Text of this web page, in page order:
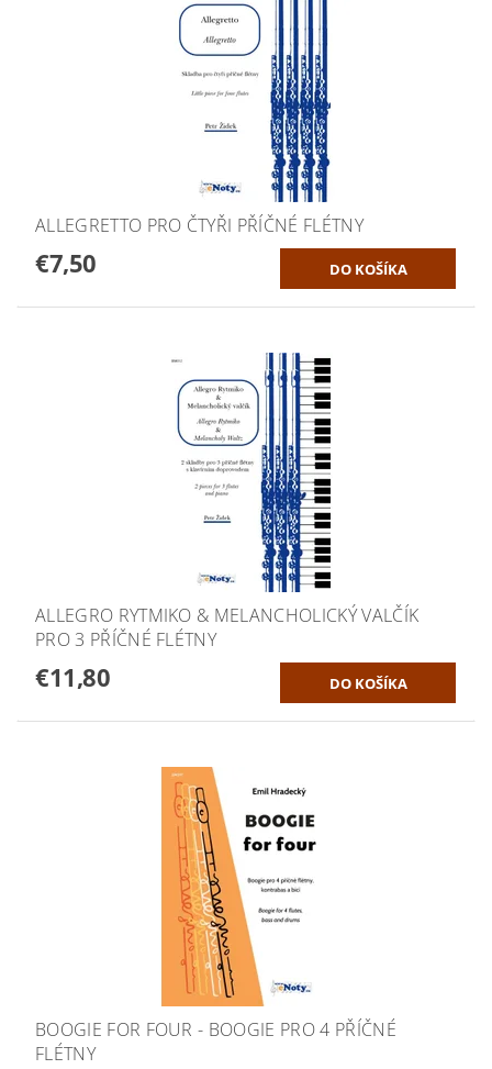
ALLEGRETTO PRO ČTYŘI PŘÍČNÉ FLÉTNY
€7,50
ALLEGRO RYTMIKO & MELANCHOLICKÝ VALČÍK
PRO 3 PŘÍČNÉ FLÉTNY
€11,80
BOOGIE FOR FOUR - BOOGIE PRO 4 PŘÍČNÉ
FLÉTNY